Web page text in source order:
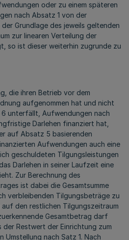
oder zu einem späteren
nach Absatz 1 von der
Grundlage des jeweils geltenden
zur linearen Verteilung der
so ist dieser weiterhin zugrunde zu
die ihren Betrieb vor dem
aufgenommen hat und nicht
unterfällt, Aufwendungen nach
Darlehen finanziert hat,
auf Absatz 5 basierenden
Aufwendungen auch eine
geschuldeten Tilgungsleistungen
Darlehen in seiner Laufzeit eine
Zur Berechnung des
ist dabei die Gesamtsumme
verbleibenden Tilgungsbeträge zu
den restlichen Tilgungszeitraum
Gesamtbetrag darf
der Restwert der Einrichtung zum
nach Satz 1. Nach